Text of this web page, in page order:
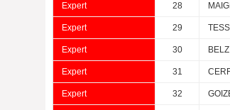
Expert 28
Expert 29
Expert 30
Expert 31
Expert 32